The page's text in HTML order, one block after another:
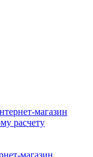
магазин
расчету
магазин